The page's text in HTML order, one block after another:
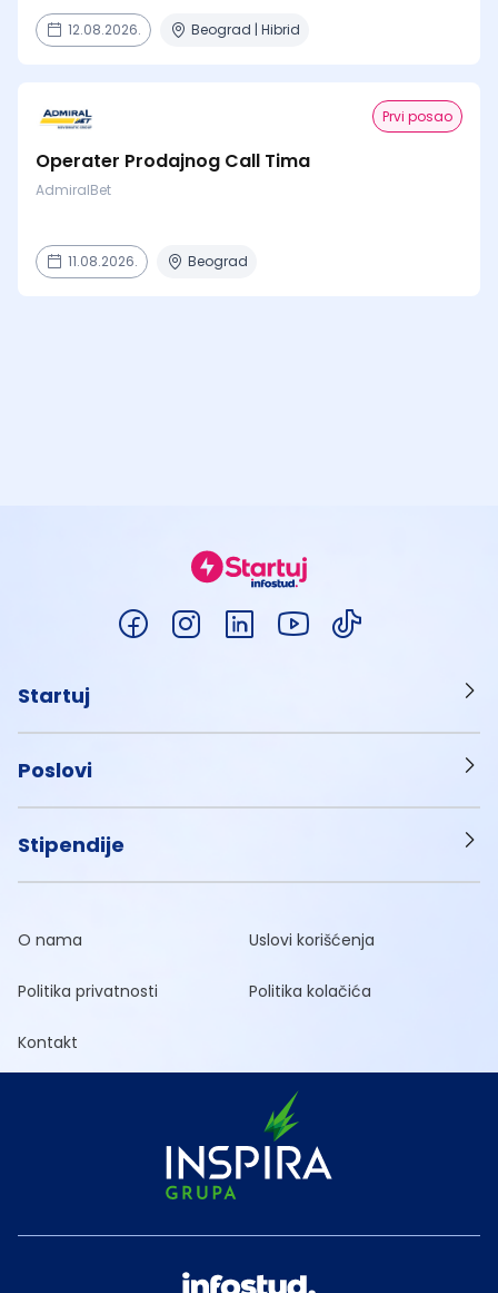
12.08.2026. Beograd | Hibrid
Prvi posao
Operater Prodajnog Call Tima
AdmiralBet
11.08.2026. Beograd
Startuj
Poslovi
Stipendije
O nama Uslovi korišćenja
Politika privatnosti Politika kolačića
Kontakt